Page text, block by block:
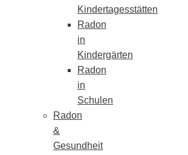
Kindertagesstätten
Radon
in
Kindergärten
Radon
in
Schulen
Radon
&
Gesundheit